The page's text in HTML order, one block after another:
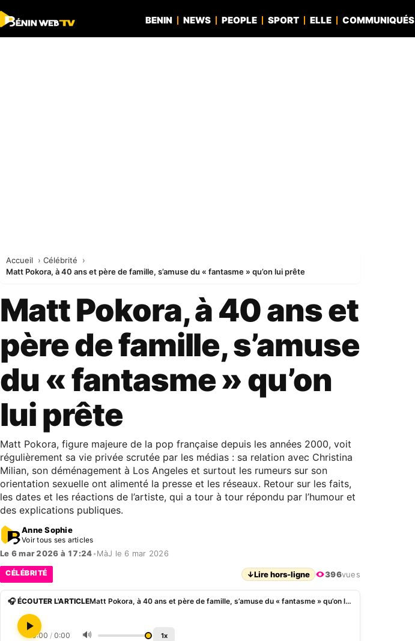
BENIN NEWS PEOPLE SPORT ELLE COMMUNIQUÉS
Accueil
Célébrité
Matt Pokora, à 40 ans et père de famille, s’amuse du « fantasme » qu’on lui prête
Matt Pokora, à 40 ans et
père de famille, s’amuse
du « fantasme » qu’on
lui prête
Matt Pokora, figure majeure de la pop française depuis les années 2000, voit
régulièrement sa vie privée scrutée par les médias : sa relation avec Christina
Milian, son déménagement à Los Angeles et surtout les rumeurs sur son
orientation sexuelle ont alimenté la presse et les réseaux. Retour sur les faits,
les dates et les réactions de l’artiste, qui a tour à tour répondu par l’humour et
des explications publiques.
Anne Sophie
Voir tous ses articles
Le 6 mar 2026 à 17:24•MàJ le 6 mar 2026
CÉLÉBRITÉ ↓Lire hors-ligne 396vues
🎧 ÉCOUTER L'ARTICLE Matt Pokora, à 40 ans et père de famille, s’amuse du « fantasme » qu’on lui prête
0:00 / 0:00 🔊 1x